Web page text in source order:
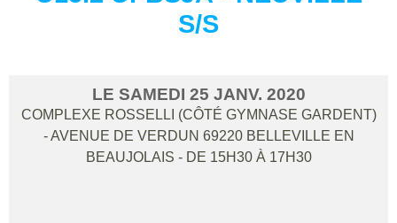
S/S
LE SAMEDI 25 JANV. 2020
COMPLEXE ROSSELLI (CÔTÉ GYMNASE GARDENT)
- AVENUE DE VERDUN 69220 BELLEVILLE EN
BEAUJOLAIS - DE 15H30 À 17H30